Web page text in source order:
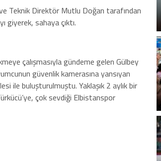
Teknik Direktör Mutlu Doğan tarafından
giyerek, sahaya çıktı.
çalışmasıyla gündeme gelen Gülbey
güvenlik kamerasına yansıyan
ile buluşturulmuştu. Yaklaşık 2 aylık bir
çok sevdiği Elbistanspor